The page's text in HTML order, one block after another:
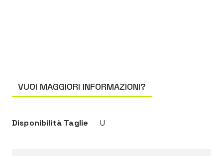
VUOI MAGGIORI INFORMAZIONI?
Disponibilità Taglie U